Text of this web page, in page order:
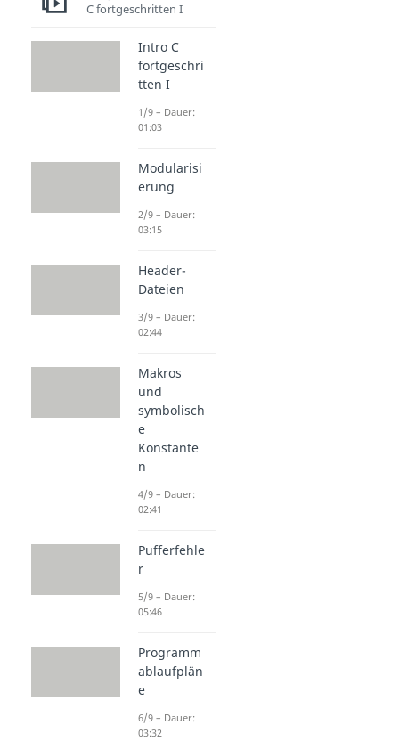
C fortgeschritten I
Intro C
fortgeschri
tten I
1/9 – Dauer:
01:03
Modularisi
erung
2/9 – Dauer:
03:15
Header-
Dateien
3/9 – Dauer:
02:44
Makros
und
symbolisch
e
Konstante
n
4/9 – Dauer:
02:41
Pufferfehle
r
5/9 – Dauer:
05:46
Programm
ablaufplän
e
6/9 – Dauer:
03:32